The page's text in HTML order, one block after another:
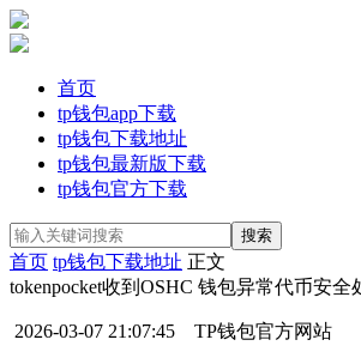
首页
tp钱包app下载
tp钱包下载地址
tp钱包最新版下载
tp钱包官方下载
首页 tp钱包下载地址 正文
tokenpocket收到OSHC 钱包异常代币安全
2026-03-07 21:07:45 TP钱包官方网站